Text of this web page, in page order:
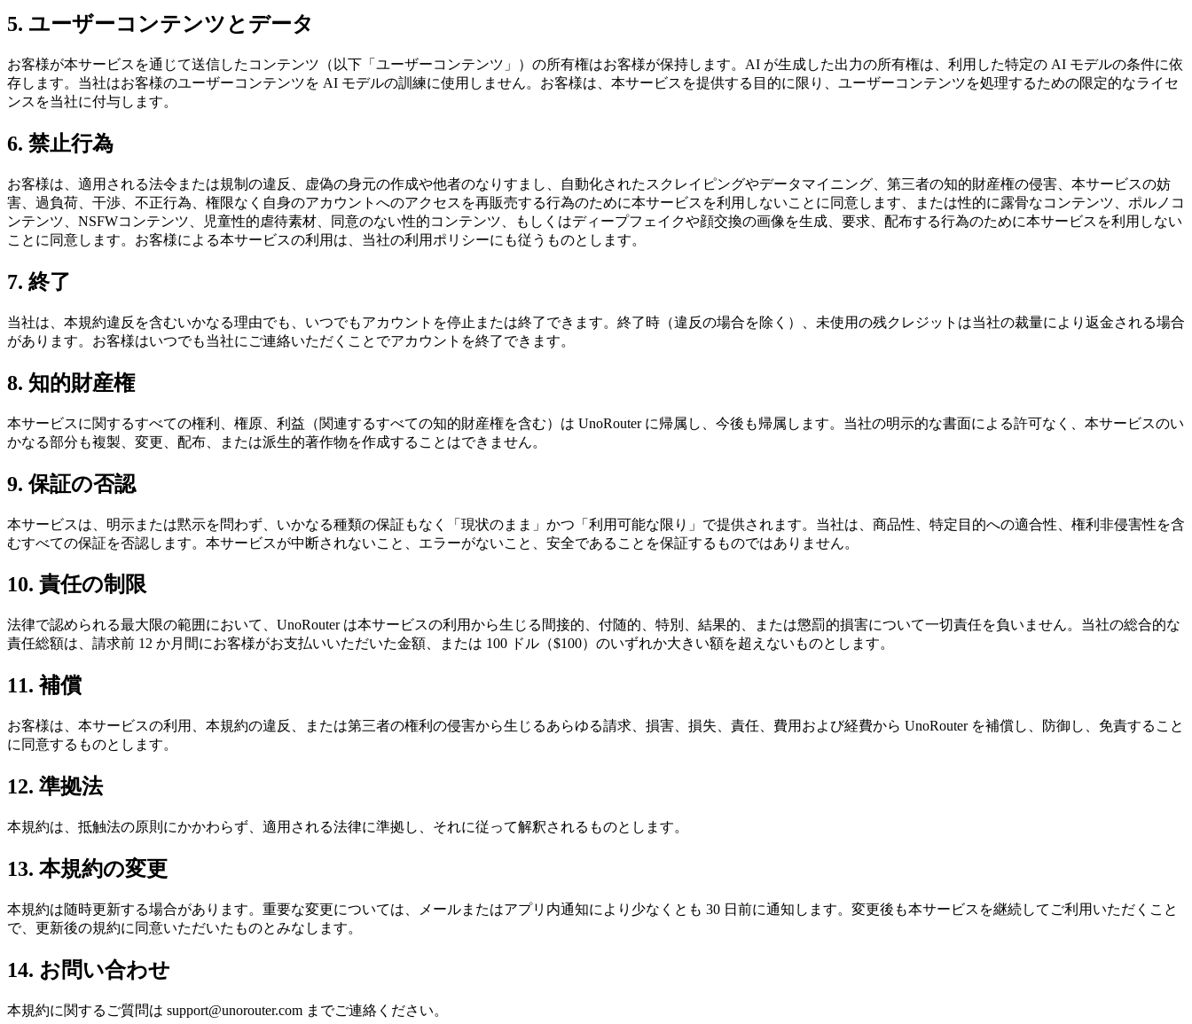
5. ユーザーコンテンツとデータ
お客様が本サービスを通じて送信したコンテンツ（以下「ユーザーコンテンツ」）の所有権はお客様が保持します。AI が生成した出力の所有権は、利用した特定の AI モデルの条件に依
存します。当社はお客様のユーザーコンテンツを AI モデルの訓練に使用しません。お客様は、本サービスを提供する目的に限り、ユーザーコンテンツを処理するための限定的なライセ
ンスを当社に付与します。
6. 禁止行為
お客様は、適用される法令または規制の違反、虚偽の身元の作成や他者のなりすまし、自動化されたスクレイピングやデータマイニング、第三者の知的財産権の侵害、本サービスの妨
害、過負荷、干渉、不正行為、権限なく自身のアカウントへのアクセスを再販売する行為のために本サービスを利用しないことに同意します、または性的に露骨なコンテンツ、ポルノコ
ンテンツ、NSFWコンテンツ、児童性的虐待素材、同意のない性的コンテンツ、もしくはディープフェイクや顔交換の画像を生成、要求、配布する行為のために本サービスを利用しない
ことに同意します。お客様による本サービスの利用は、当社の利用ポリシーにも従うものとします。
7. 終了
当社は、本規約違反を含むいかなる理由でも、いつでもアカウントを停止または終了できます。終了時（違反の場合を除く）、未使用の残クレジットは当社の裁量により返金される場合
があります。お客様はいつでも当社にご連絡いただくことでアカウントを終了できます。
8. 知的財産権
本サービスに関するすべての権利、権原、利益（関連するすべての知的財産権を含む）は UnoRouter に帰属し、今後も帰属します。当社の明示的な書面による許可なく、本サービスのい
かなる部分も複製、変更、配布、または派生的著作物を作成することはできません。
9. 保証の否認
本サービスは、明示または黙示を問わず、いかなる種類の保証もなく「現状のまま」かつ「利用可能な限り」で提供されます。当社は、商品性、特定目的への適合性、権利非侵害性を含
むすべての保証を否認します。本サービスが中断されないこと、エラーがないこと、安全であることを保証するものではありません。
10. 責任の制限
法律で認められる最大限の範囲において、UnoRouter は本サービスの利用から生じる間接的、付随的、特別、結果的、または懲罰的損害について一切責任を負いません。当社の総合的な
責任総額は、請求前 12 か月間にお客様がお支払いいただいた金額、または 100 ドル（$100）のいずれか大きい額を超えないものとします。
11. 補償
お客様は、本サービスの利用、本規約の違反、または第三者の権利の侵害から生じるあらゆる請求、損害、損失、責任、費用および経費から UnoRouter を補償し、防御し、免責すること
に同意するものとします。
12. 準拠法
本規約は、抵触法の原則にかかわらず、適用される法律に準拠し、それに従って解釈されるものとします。
13. 本規約の変更
本規約は随時更新する場合があります。重要な変更については、メールまたはアプリ内通知により少なくとも 30 日前に通知します。変更後も本サービスを継続してご利用いただくこと
で、更新後の規約に同意いただいたものとみなします。
14. お問い合わせ
本規約に関するご質問は support@unorouter.com までご連絡ください。